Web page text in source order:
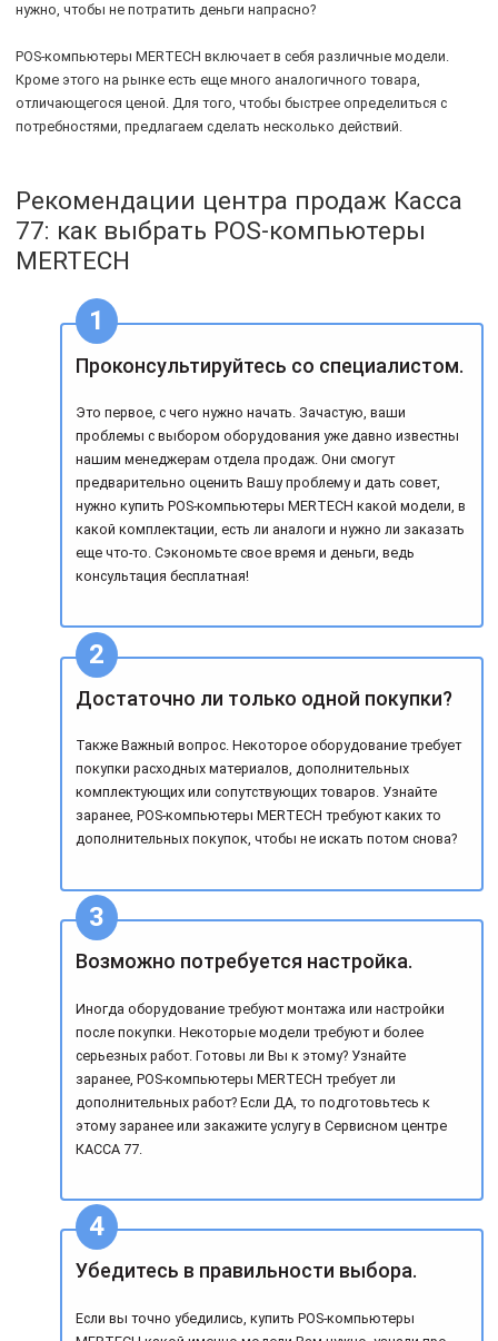
нужно, чтобы не потратить деньги напрасно?
POS-компьютеры MERTECH включает в себя различные модели.
Кроме этого на рынке есть еще много аналогичного товара,
отличающегося ценой. Для того, чтобы быстрее определиться с
потребностями, предлагаем сделать несколько действий.
Рекомендации центра продаж Касса
77: как выбрать POS-компьютеры
MERTECH
Проконсультируйтесь со специалистом.
Это первое, с чего нужно начать. Зачастую, ваши
проблемы с выбором оборудования уже давно известны
нашим менеджерам отдела продаж. Они смогут
предварительно оценить Вашу проблему и дать совет,
нужно купить POS-компьютеры MERTECH какой модели, в
какой комплектации, есть ли аналоги и нужно ли заказать
еще что-то. Сэкономьте свое время и деньги, ведь
консультация бесплатная!
Достаточно ли только одной покупки?
Также Важный вопрос. Некоторое оборудование требует
покупки расходных материалов, дополнительных
комплектующих или сопутствующих товаров. Узнайте
заранее, POS-компьютеры MERTECH требуют каких то
дополнительных покупок, чтобы не искать потом снова?
Возможно потребуется настройка.
Иногда оборудование требуют монтажа или настройки
после покупки. Некоторые модели требуют и более
серьезных работ. Готовы ли Вы к этому? Узнайте
заранее, POS-компьютеры MERTECH требует ли
дополнительных работ? Если ДА, то подготовьтесь к
этому заранее или закажите услугу в Сервисном центре
КАССА 77.
Убедитесь в правильности выбора.
Если вы точно убедились, купить POS-компьютеры